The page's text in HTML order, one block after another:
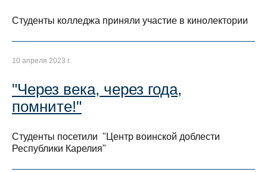
Студенты колледжа приняли участие в кинолектории
10 апреля 2023 г.
"Через века, через года,
помните!"
Студенты посетили "Центр воинской доблести
Республики Карелия"